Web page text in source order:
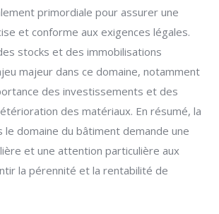
primordiale pour assurer une
et conforme aux exigences légales.
stocks et des immobilisations
majeur dans ce domaine, notamment
des investissements et des
des matériaux. En résumé, la
le domaine du bâtiment demande une
et une attention particulière aux
la pérennité et la rentabilité de